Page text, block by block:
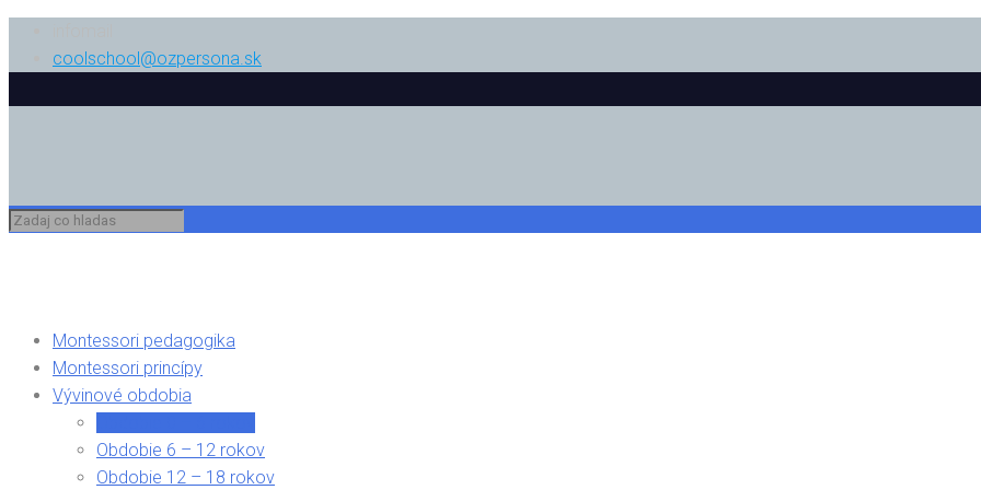
coolschool@ozpersona.sk
Montessori pedagogika
Montessori princípy
Vývinové obdobia
Obdobie 6 – 12 rokov
Obdobie 12 – 18 rokov